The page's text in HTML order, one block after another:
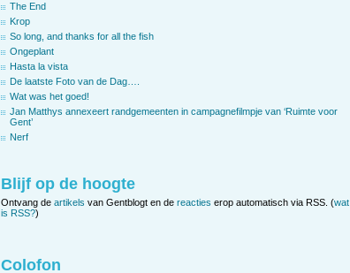
The End
Krop
So long, and thanks for all the fish
Ongeplant
Hasta la vista
De laatste Foto van de Dag….
Wat was het goed!
Jan Matthys annexeert randgemeenten in campagnefilmpje van ‘Ruimte voor
Gent’
Nerf
Blijf op de hoogte
Ontvang de artikels van Gentblogt en de reacties erop automatisch via RSS. (wat
is RSS?)
Colofon